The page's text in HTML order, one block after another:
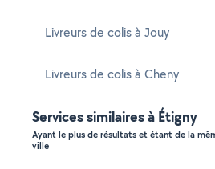
Livreurs de colis à Jouy
Livreurs de colis à Cheny
Services similaires à Étigny
Ayant le plus de résultats et étant de la
ville